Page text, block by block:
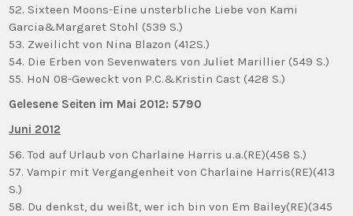
52. Sixteen Moons-Eine unsterbliche Liebe von Kami
Garcia&Margaret Stohl (539 S.)
53. Zweilicht von Nina Blazon (412S.)
54. Die Erben von Sevenwaters von Juliet Marillier (549 S.)
55. HoN 08-Geweckt von P.C.&Kristin Cast (428 S.)
Gelesene Seiten im Mai 2012: 5790
Juni 2012
56. Tod auf Urlaub von Charlaine Harris u.a.(RE)(458 S.)
57. Vampir mit Vergangenheit von Charlaine Harris(RE)(413
S.)
58. Du denkst, du weißt, wer ich bin von Em Bailey(RE)(345